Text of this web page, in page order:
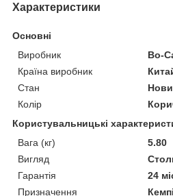
Характеристики
Основні
Виробник
Bo-
Країна виробник
Стан
Колір
Користувальницькі
Вага (кг)
5.80
Вигляд
Гарантія
24
Призначення